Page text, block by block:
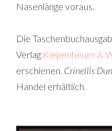
Nasenlänge voraus.
Die
Verlag Kiepenheuer &
erschienen. Crinellis
Handel erhältlich.